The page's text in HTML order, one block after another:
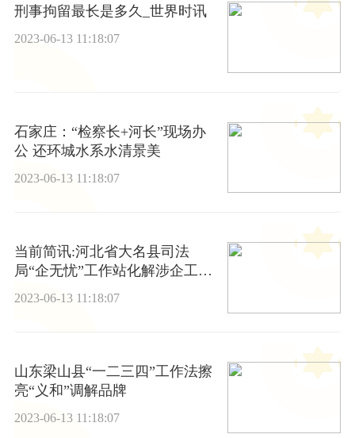
刑事拘留最长是多久_世界时讯
2023-06-13 11:18:07
石家庄：“检察长+河长”现场办
公 还环城水系水清景美
2023-06-13 11:18:07
当前简讯:河北省大名县司法
局“企无忧”工作站化解涉企工伤
2023-06-13 11:18:07
山东梁山县“一二三四”工作法擦
亮“义和”调解品牌
2023-06-13 11:18:07